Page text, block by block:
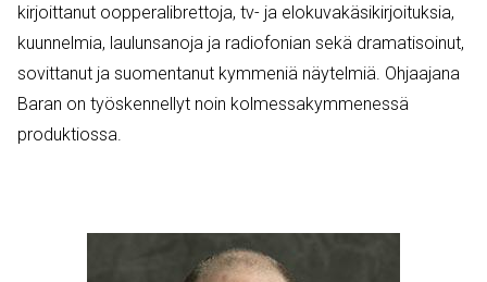
kirjoittanut oopperalibrettoja, tv- ja elokuvakäsikirjoituksia,
kuunnelmia, laulunsanoja ja radiofonian sekä dramatisoinut,
sovittanut ja suomentanut kymmeniä näytelmiä. Ohjaajana
Baran on työskennellyt noin kolmessakymmenessä
produktiossa.